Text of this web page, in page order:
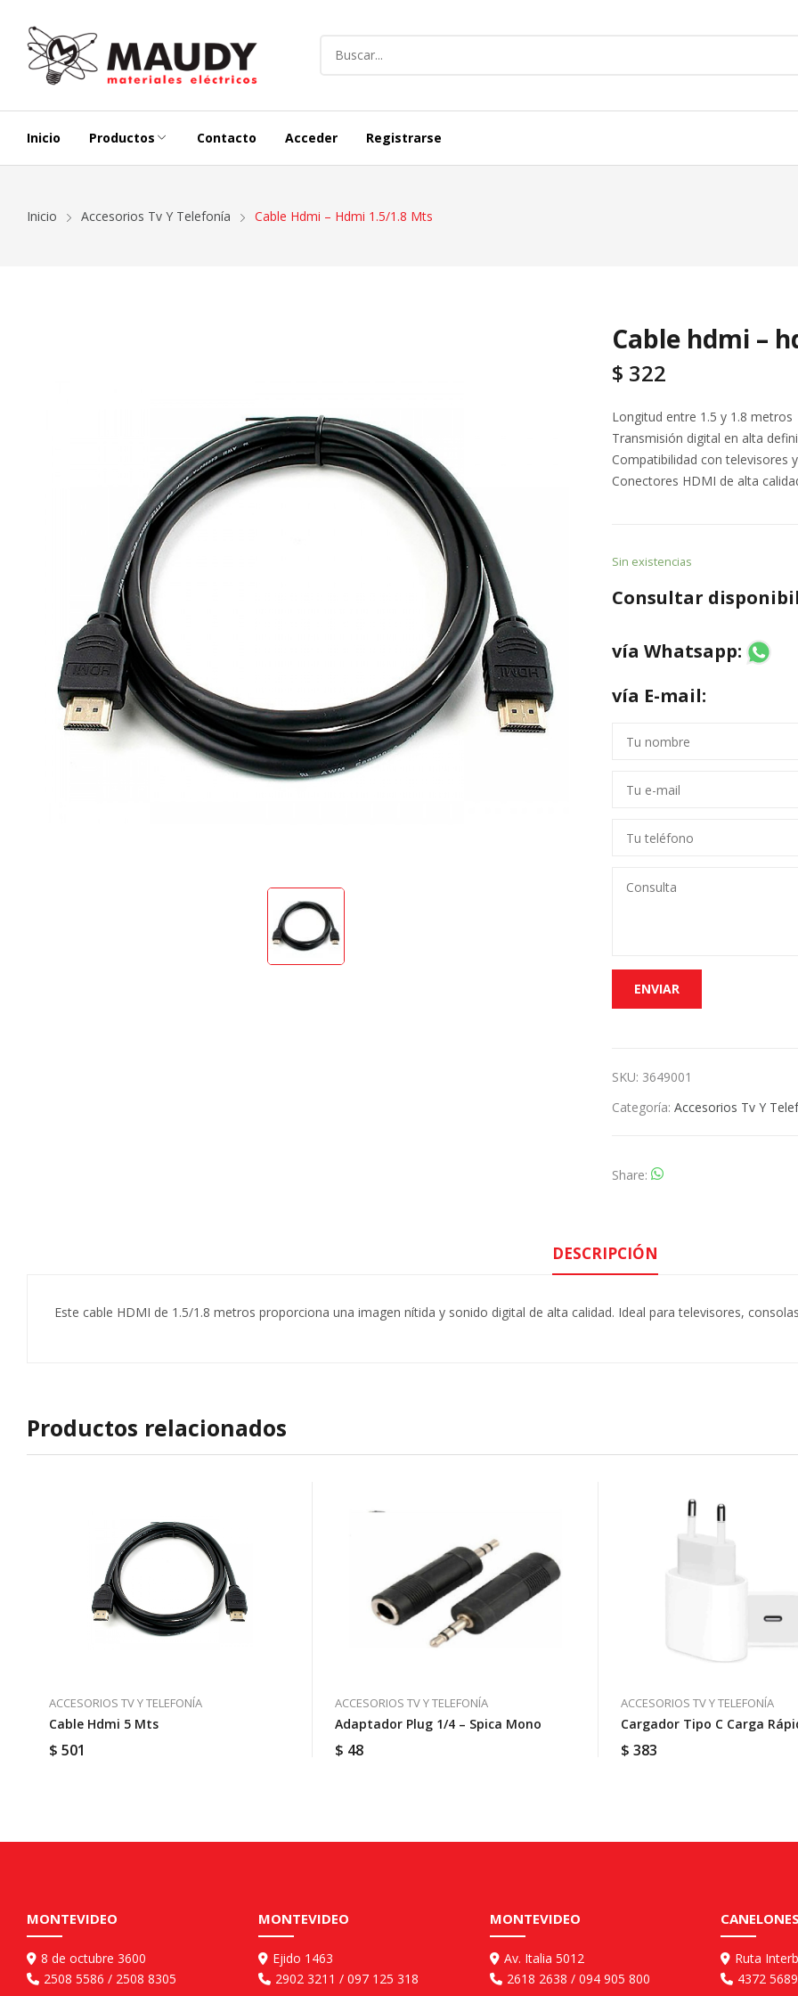
Inicio Productos
Iluminación Exterior
Representaciones
Contacto Acceder Registrarse
Inicio Accesorios Tv Y Telefonía Cable Hdmi – Hdmi 1.5/1.8 Mts
Cable hdmi –
$ 322
Longitud entre 1.5 y 1.8 metros
Transmisión digital en alta
Compatibilidad con televisores
Conectores HDMI de alta
Sin existencias
Consultar
vía Whatsapp:
vía E-mail:
SKU: 3649001
Categoría: Accesorios Tv Y
Share
DESCRIPCIÓN
Este cable HDMI de 1.5/1.8 metros proporciona una imagen nítida y sonido digital de alta calidad. Ideal para televisores,
Productos relacionados
ACCESORIOS TV Y TELEFONÍA
Cable Hdmi 5 Mts
$ 501
ACCESORIOS TV Y TELEFONÍA
Adaptador Plug 1/4 – Spica Mono
$ 48
ACCESORIOS TV Y TELEFONÍA
Cargador Tipo C Carga
$ 383
MONTEVIDEO
8 de octubre 3600
2508 5586 / 2508 8305
MONTEVIDEO
Ejido 1463
2902 3211 / 097 125 318
MONTEVIDEO
Av. Italia 5012
2618 2638 / 094 905 800
Ruta
4372